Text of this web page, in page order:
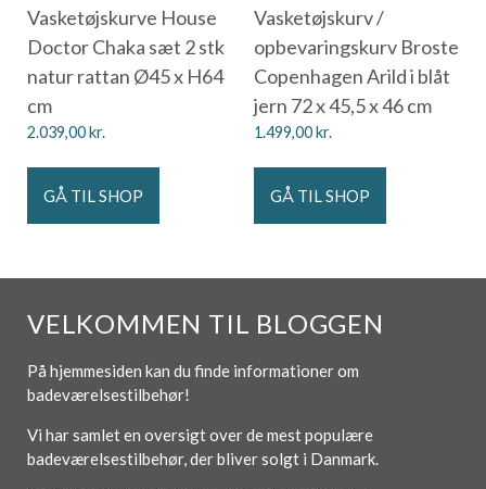
Vasketøjskurve House
Doctor Chaka sæt 2 stk
natur rattan Ø45 x H64
cm
2.039,00kr.
GÅ TIL SHOP
Vasketøjskurv /
opbevaringskurv Broste
Copenhagen Arild i blåt
jern 72 x 45,5 x 46 cm
1.499,00kr.
GÅ TIL SHOP
VELKOMMEN TIL BLOGGEN
På hjemmesiden kan du finde informationer om
badeværelsestilbehør!
Vi har samlet en oversigt over de mest populære
badeværelsestilbehør, der bliver solgt i Danmark.